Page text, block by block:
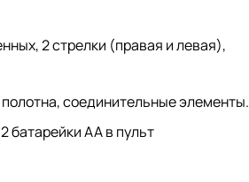
2 стрелки (правая и левая),
соединительные элементы.
батарейки AA в пульт